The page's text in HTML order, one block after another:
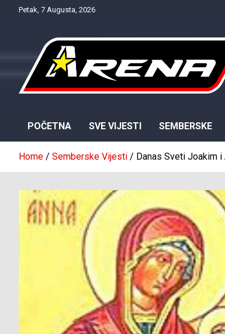
Petak, 7 Augusta, 2026
POČETNA SVE VIJESTI SEMBERSKE
Home Semberske Vijesti Danas Sveti Joakim i